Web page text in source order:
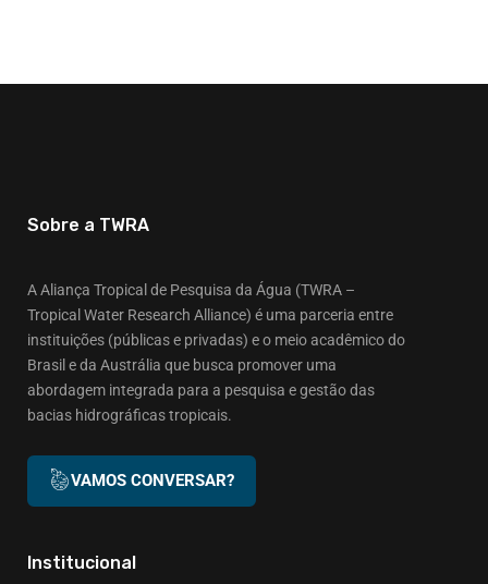
Sobre a TWRA
A Aliança Tropical de Pesquisa da Água (TWRA –
Tropical Water Research Alliance) é uma parceria entre
instituições (públicas e privadas) e o meio acadêmico do
Brasil e da Austrália que busca promover uma
abordagem integrada para a pesquisa e gestão das
bacias hidrográficas tropicais.
VAMOS CONVERSAR?
Institucional